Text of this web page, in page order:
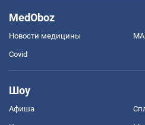
MedOboz
Новости медицины
Covid
Шоу
Афиша